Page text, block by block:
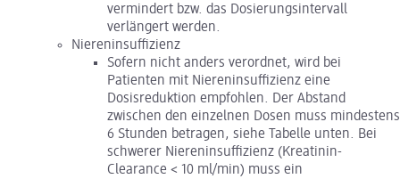
vermindert bzw. das Dosierungsintervall
verlängert werden.
Niereninsuffizienz
Sofern nicht anders verordnet, wird bei
Patienten mit Niereninsuffizienz eine
Dosisreduktion empfohlen. Der Abstand
zwischen den einzelnen Dosen muss mindestens
6 Stunden betragen, siehe Tabelle unten. Bei
schwerer Niereninsuffizienz (Kreatinin-
Clearance < 10 ml/min) muss ein